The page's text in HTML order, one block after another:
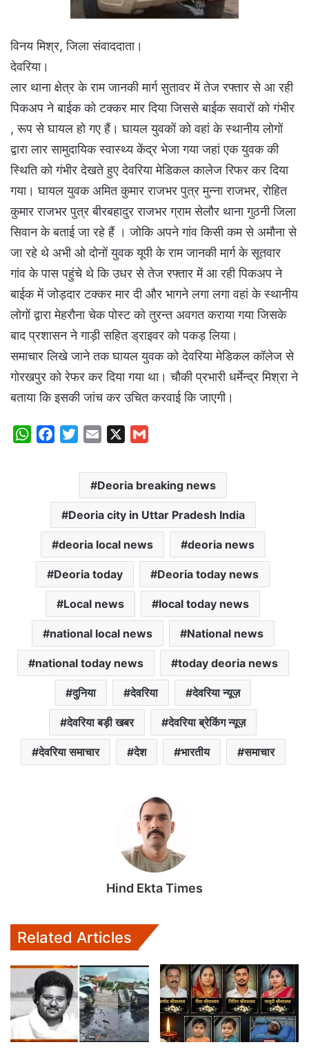
विनय मिश्र, जिला संवाददाता।
देवरिया।
लार थाना क्षेत्र के राम जानकी मार्ग सुतावर में तेज रफ्तार से आ रही
पिकअप ने बाईक को टक्कर मार दिया जिससे बाईक सवारों को गंभीर
, रूप से घायल हो गए हैं। घायल युवकों को वहां के स्थानीय लोगों
द्वारा लार सामुदायिक स्वास्थ्य केंद्र भेजा गया जहां एक युवक की
स्थिति को गंभीर देखते हुए देवरिया मेडिकल कालेज रिफर कर दिया
गया। घायल युवक अमित कुमार राजभर पुत्र मुन्ना राजभर, रोहित
कुमार राजभर पुत्र बीरबहादुर राजभर ग्राम सेलौर थाना गुठनी जिला
सिवान के बताई जा रहे हैं । जोकि अपने गांव किसी कम से अमौना से
जा रहे थे अभी ओ दोनों युवक यूपी के राम जानकी मार्ग के सूतवार
गांव के पास पहुंचे थे कि उधर से तेज रफ्तार में आ रही पिकअप ने
बाईक में जोड़दार टक्कर मार दी और भागने लगा लगा वहां के स्थानीय
लोगों द्वारा मेहरौना चेक पोस्ट को तुरन्त अवगत कराया गया जिसके
बाद प्रशासन ने गाड़ी सहित ड्राइवर को पकड़ लिया।
समाचार लिखे जाने तक घायल युवक को देवरिया मेडिकल कॉलेज से
गोरखपुर को रेफर कर दिया गया था। चौकी प्रभारी धर्मेन्द्र मिश्रा ने
बताया कि इसकी जांच कर उचित करवाई कि जाएगी।
W
p
b
o
k
i
t
e
r
a
i
l
a
i
l
Deoria breaking news
Deoria city in Uttar Pradesh India
deoria local news deoria news
Deoria today Deoria today news
Local news local today news
national local news National news
national today news today deoria news
दुनिया देवरिया देवरिया न्यूज़
देवरिया बड़ी खबर देवरिया ब्रेकिंग न्यूज़
देवरिया समाचार देश भारतीय समाचार
Hind Ekta Times
Related Articles